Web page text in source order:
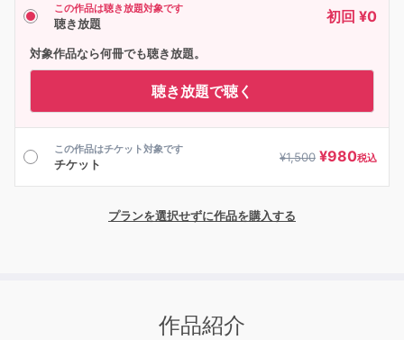
この作品は聴き放題対象です
聴き放題 初回 ¥0
対象作品なら何冊でも聴き放題。
聴き放題で聴く
この作品はチケット対象です
チケット ¥1,500 ¥980税込
プランを選択せずに作品を購入する
作品紹介